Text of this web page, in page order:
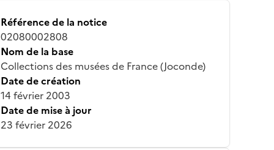
Référence de la notice
02080002808
Nom de la base
Collections des musées de France (Joconde)
Date de création
14 février 2003
Date de mise à jour
23 février 2026